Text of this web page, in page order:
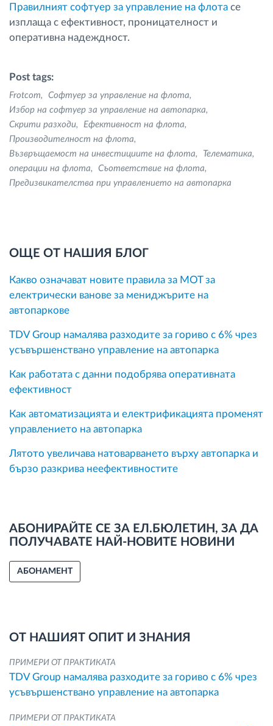
Правилният софтуер за управление на флота се
изплаща с ефективност, проницателност и
оперативна надеждност.
Post tags:
Frotcom
Софтуер за управление на флота
Избор на софтуер за управление на автопарка
Скрити разходи
Ефективност на флота
Производителност на флота
Възвръщаемост на инвестициите на флота
Телематика
операции на флота
Съответствие на флота
Предизвикателства при управлението на автопарка
ОЩЕ ОТ НАШИЯ БЛОГ
Какво означават новите правила за MOT за
електрически ванове за мениджърите на
автопаркове
TDV Group намалява разходите за гориво с 6% чрез
усъвършенствано управление на автопарка
Как работата с данни подобрява оперативната
ефективност
Как автоматизацията и електрификацията променят
управлението на автопарка
Лятото увеличава натоварването върху автопарка и
бързо разкрива неефективностите
АБОНИРАЙТЕ СЕ ЗА ЕЛ.БЮЛЕТИН, ЗА ДА
ПОЛУЧАВАТЕ НАЙ-НОВИТЕ НОВИНИ
АБОНАМЕНТ
ОТ НАШИЯТ ОПИТ И ЗНАНИЯ
ПРИМЕРИ ОТ ПРАКТИКАТА
TDV Group намалява разходите за гориво с 6% чрез
усъвършенствано управление на автопарка
ПРИМЕРИ ОТ ПРАКТИКАТА